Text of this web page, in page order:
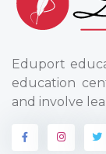
Eduport
education
and involve